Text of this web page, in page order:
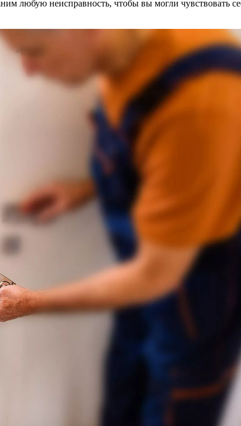
любую неисправность, чтобы вы могли чувствовать